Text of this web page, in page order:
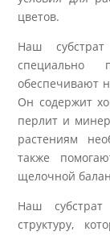
цветов.
Наш
специально
обеспечивают
Он содержит
перлит и
растениям
также
щелочной
Наш субстрат
структуру,